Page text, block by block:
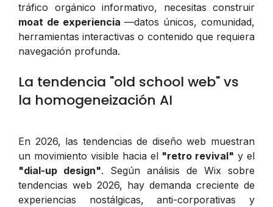
tráfico orgánico informativo, necesitas construir
moat de experiencia —datos únicos, comunidad,
herramientas interactivas o contenido que requiera
navegación profunda.
La tendencia "old school web" vs
la homogeneización AI
En 2026, las tendencias de diseño web muestran
un movimiento visible hacia el "retro revival" y el
"dial-up design". Según análisis de Wix sobre
tendencias web 2026, hay demanda creciente de
experiencias nostálgicas, anti-corporativas y